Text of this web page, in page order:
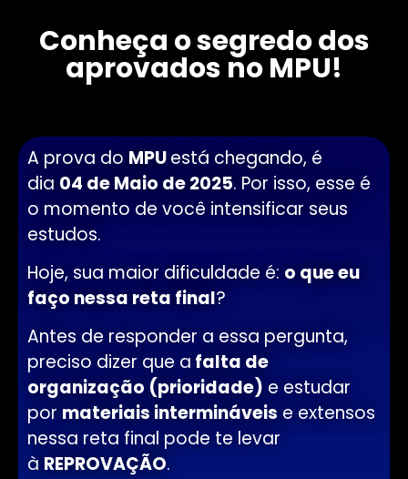
Conheça o segredo dos
aprovados no MPU!
A prova do MPUestá chegando, é
dia 04 de Maio de 2025. Por isso, esse é
o momento de você intensificar seus
estudos.
Hoje, sua maior dificuldade é: o que eu
faço nessa reta final?
Antes de responder a essa pergunta,
preciso dizer que a falta de
organização (prioridade) e estudar
por materiais intermináveis e extensos
nessa reta final pode te levar
à REPROVAÇÃO.